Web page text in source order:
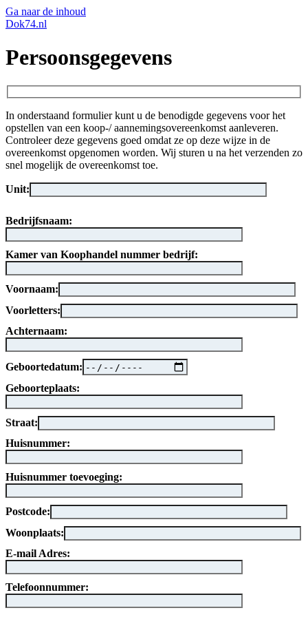
Ga naar de inhoud
Dok74.nl
Persoonsgegevens
In onderstaand formulier kunt u de benodigde gegevens voor het
opstellen van een koop-/ aannemingsovereenkomst aanleveren.
Controleer deze gegevens goed omdat ze op deze wijze in de
overeenkomst opgenomen worden. Wij sturen u na het verzenden zo
snel mogelijk de overeenkomst toe.
Unit:
Bedrijfsnaam:
Kamer van Koophandel nummer bedrijf:
Voornaam:
Voorletters:
Achternaam:
Geboortedatum:
Geboorteplaats:
Straat:
Huisnummer:
Huisnummer toevoeging:
Postcode:
Woonplaats:
E-mail Adres:
Telefoonnummer: